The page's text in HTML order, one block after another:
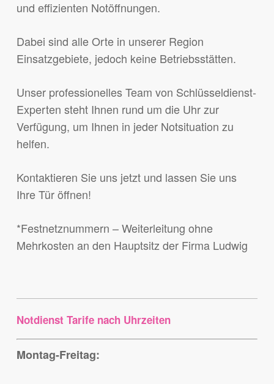
und effizienten Notöffnungen.
Dabei sind alle Orte in unserer Region
Einsatzgebiete, jedoch keine Betriebsstätten.
Unser professionelles Team von Schlüsseldienst-
Experten steht Ihnen rund um die Uhr zur
Verfügung, um Ihnen in jeder Notsituation zu
helfen.
Kontaktieren Sie uns jetzt und lassen Sie uns
Ihre Tür öffnen!
*Festnetznummern – Weiterleitung ohne
Mehrkosten an den Hauptsitz der Firma Ludwig
Notdienst Tarife nach Uhrzeiten
Montag-Freitag: